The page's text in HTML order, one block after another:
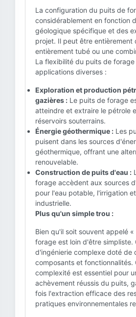
La configuration du puits de
considérablement en fonction
géologique spécifique et des
projet. Il peut être entièrement
entièrement tubé ou une
La flexibilité du puits de
applications diverses :
Exploration et production
gazières : Le puits de forage
atteindre et extraire le pétrole
réservoirs souterrains.
Énergie géothermique : Les
puisent dans les sources
géothermique, offrant une
renouvelable.
Construction de puits d'eau :
forage accèdent aux sources
pour l'eau potable, l'irrigation
industrielle.
Plus qu'un simple trou :
Bien qu'il soit souvent appelé
forage est loin d'être simpliste.
d'ingénierie complexe doté de
composants et fonctionnalités.
complexité est essentiel pour
achèvement réussis du puits,
fois l'extraction efficace des
pratiques environnementales